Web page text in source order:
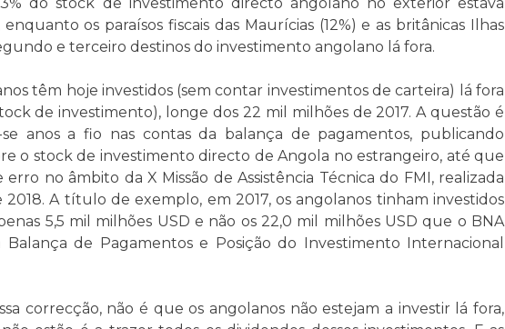
os paraísos fiscais das Maurícias (12%) e as britânicas Ilhas
e terceiro destinos do investimento angolano lá fora.
têm hoje investidos (sem contar investimentos de carteira) lá fora
de investimento), longe dos 22 mil milhões de 2017. A questão é
anos a fio nas contas da balança de pagamentos, publicando
o stock de investimento directo de Angola no estrangeiro, até que
no âmbito da X Missão de Assistência Técnica do FMI, realizada
A título de exemplo, em 2017, os angolanos tinham investidos
5,5 mil milhões USD e não os 22,0 mil milhões USD que o BNA
de Pagamentos e Posição do Investimento Internacional
correcção, não é que os angolanos não estejam a investir lá fora,